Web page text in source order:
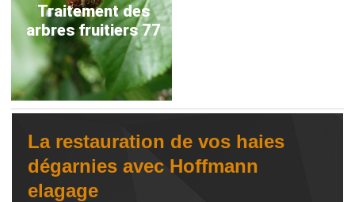
Traitement des
arbres fruitiers 77
La restauration de vos haies
dégarnies avec Hoffmann
elagage